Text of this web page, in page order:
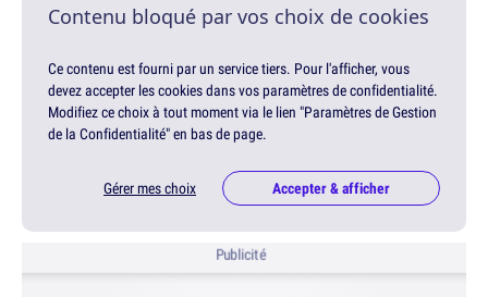
Contenu bloqué par vos choix de cookies
Ce contenu est fourni par un service tiers. Pour l'afficher, vous
devez accepter les cookies dans vos paramètres de confidentialité.
Modifiez ce choix à tout moment via le lien "Paramètres de Gestion
de la Confidentialité" en bas de page.
Gérer mes choix Accepter & afficher
Publicité